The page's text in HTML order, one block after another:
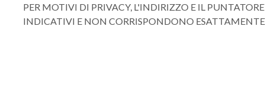
PER MOTIVI DI PRIVACY, L'INDIRIZZO E IL
INDICATIVI E NON CORRISPONDONO